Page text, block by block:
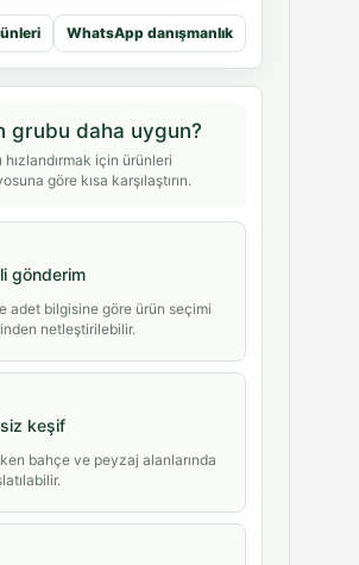
WhatsApp danışmanlık
grubu daha uygun?
hızlandırmak için ürünleri
göre kısa karşılaştırın.
gönderim
adet bilgisine göre ürün seçimi
netleştirilebilir.
keşif
bahçe ve peyzaj alanlarında